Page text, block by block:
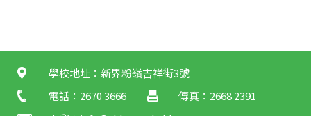
學校地址：新界粉嶺吉祥街3號
電話：2670 3666
傳真：2668 2391